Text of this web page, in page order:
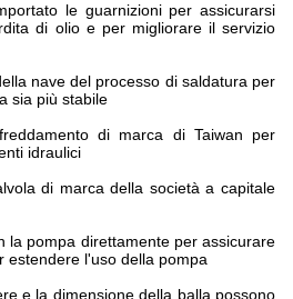
le guarnizioni per assicurarsi
di olio e per migliorare il servizio
nave del processo di saldatura per
sia più stabile
di marca di Taiwan per
idraulici
di marca della società a capitale
la pompa direttamente per assicurare
estendere l'uso della pompa
e la dimensione della balla possono